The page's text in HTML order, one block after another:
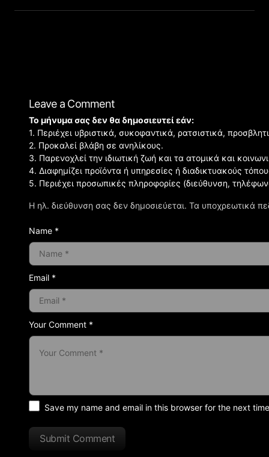
Leave a Comment
Η ηλ. διεύθυνση σας δεν δημοσιεύεται. Τα υποχρεωτικά
Your Comment *
Το μήνυμα σας δεν θα δημοσιευτεί εάν:
1. Περιέχει υβριστικά, συκοφαντικά, ρατσιστικά,
2. Προκαλεί βλάβη σε ανηλίκους.
3. Παρενοχλεί την ιδιωτική ζωή και τα ατομικά και
4. Διαφημίζει προϊόντα ή υπηρεσίες ή διαδικτυακούς
5. Περιέχει προσωπικές πληροφορίες (διεύθυνση,
Name *
Email *
Save my name and email in this browser for the next
Submit Comment